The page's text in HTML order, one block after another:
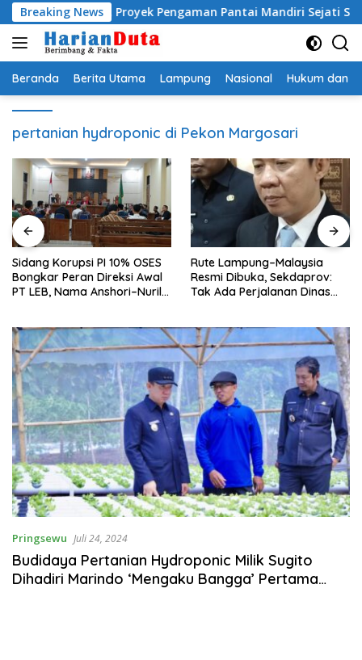
Langsung
ke
konten
Breaking News
Proyek Pengaman Pantai Mandiri Sejati Sudah Sesuai
Beranda Berita Utama Lampung Nasional Hukum dan
pertanian hydroponic di Pekon Margosari
Sidang Korupsi PI 10% OSES
Bongkar Peran Direksi Awal
PT LEB, Nama Anshori–Nuril
Rute Lampung–Malaysia
Resmi Dibuka, Sekdaprov:
Tak Ada Perjalanan Dinas
Pringsewu Juli 24, 2024
Budidaya Pertanian Hydroponic Milik Sugito
Dihadiri Marindo ‘Mengaku Bangga’ Pertama